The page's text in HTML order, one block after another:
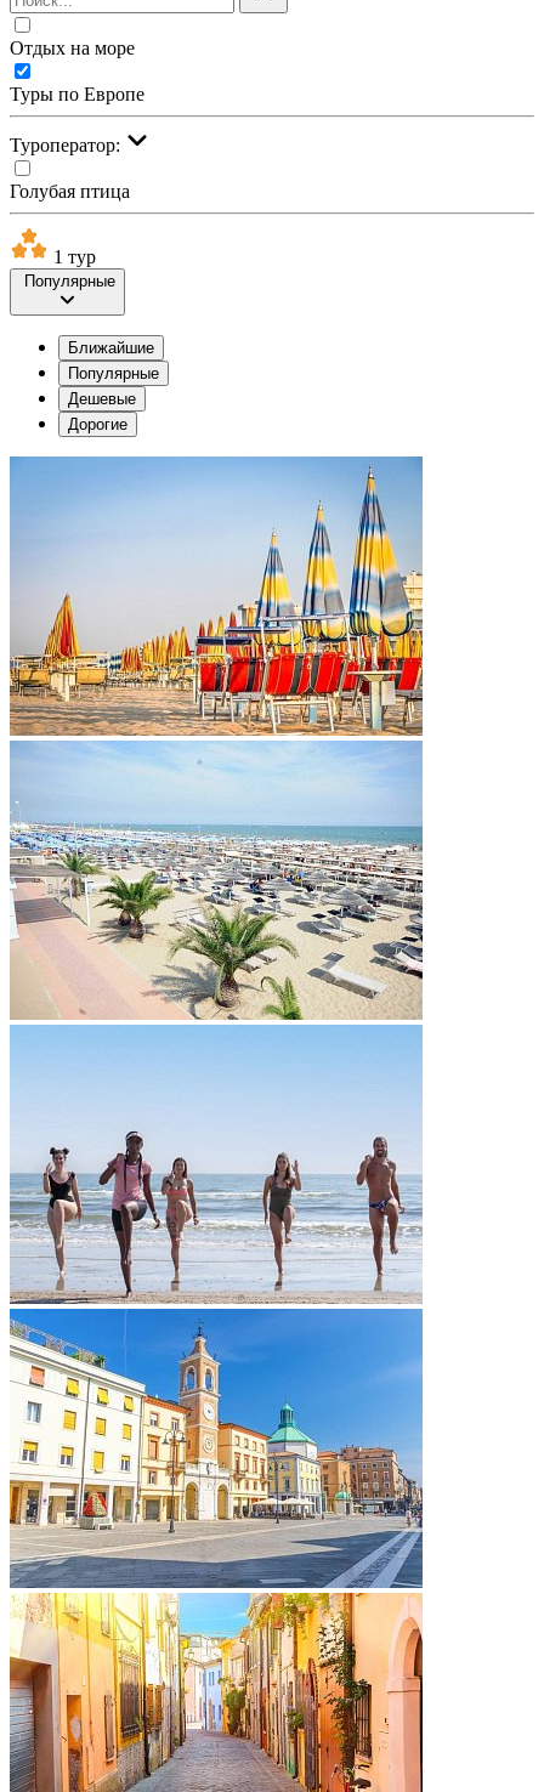
Отдых на море
Туры по Европе
Туроператор:
Голубая птица
1 тур
Популярные
Ближайшие
Популярные
Дешевые
Дорогие